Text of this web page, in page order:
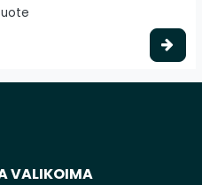
VALIKOIMA